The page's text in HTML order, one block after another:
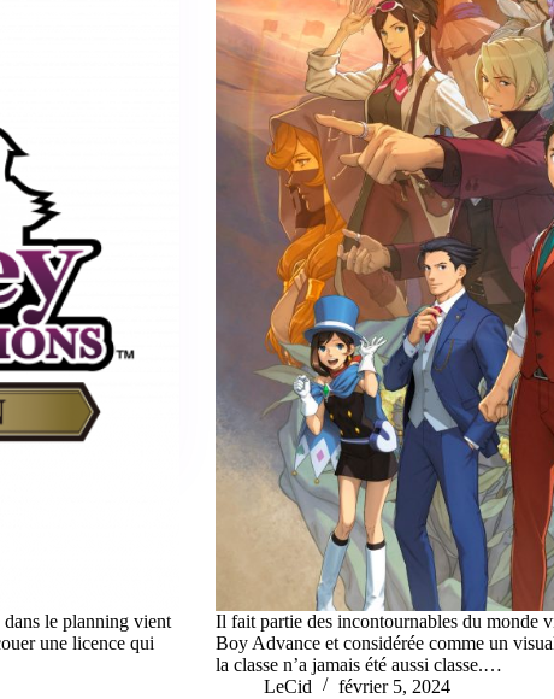
dans le planning vient
une licence qui
Il fait partie des incontournables du monde
Boy Advance et considérée comme un
la classe n’a jamais été aussi classe.…
LeCid
février 5, 2024